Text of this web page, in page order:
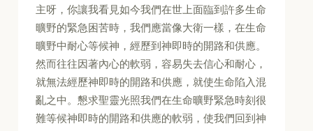
主呀，你讓我看見如今我們在世上面臨到許多生命
曠野的緊急困苦時，我們應當像大衛一樣，在生命
曠野中耐心等候神，經歷到神即時的開路和供應。
然而往往因著內心的軟弱，容易失去信心和耐心，
就無法經歷神即時的開路和供應，就使生命陷入混
亂之中。懇求聖靈光照我們在生命曠野緊急時刻很
難等候神即時的開路和供應的軟弱，使我們回到神